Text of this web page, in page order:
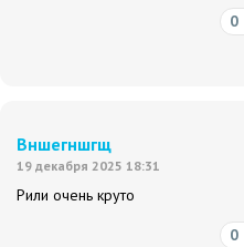
0
Вншегншгщ
19 декабря 2025 18:31
Рили очень круто
0